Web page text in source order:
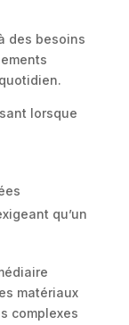
des besoins
lorsque
qu’un
matériaux
complexes